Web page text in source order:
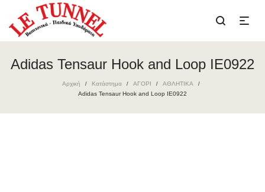
Adidas Tensaur Hook and Loop IE0922
Αρχική / Κατάστημα / ΑΓΟΡΙ / ΑΘΛΗΤΙΚΑ /
Adidas Tensaur Hook and Loop IE0922